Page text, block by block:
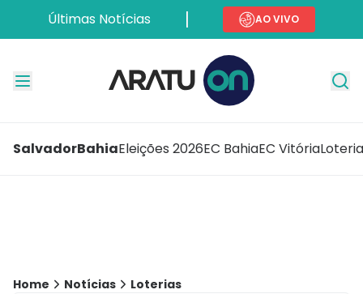
Últimas Notícias AO VIVO
SalvadorBahiaEleições 2026EC BahiaEC Vitória
Home Notícias Loterias